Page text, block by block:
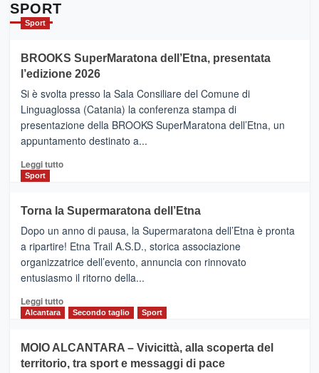
con
la
Al
via
i
collegamenti
SPORT
Sport
BROOKS SuperMaratona dell’Etna, presentata
l’edizione 2026
Si è svolta presso la Sala Consiliare del Comune di
Linguaglossa (Catania) la conferenza stampa di
presentazione della BROOKS SuperMaratona dell’Etna, un
appuntamento destinato a...
Leggi tuttoLeggi
BROOKS
SuperMaratona
dell’Etna,
presentata
l’edizione
2026
Sport
Torna la Supermaratona dell’Etna
Dopo un anno di pausa, la Supermaratona dell’Etna è pronta
a ripartire! Etna Trail A.S.D., storica associazione
organizzatrice dell’evento, annuncia con rinnovato
entusiasmo il ritorno della...
Leggi tuttoLeggi
Torna
la
Alcantara Secondo taglio Sport
MOIO ALCANTARA – Vivicittà, alla scoperta del
territorio, tra sport e messaggi di pace